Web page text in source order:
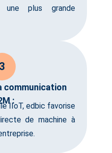
une plus grande
3
communication
:
IIoT, edbic favorise
de machine à